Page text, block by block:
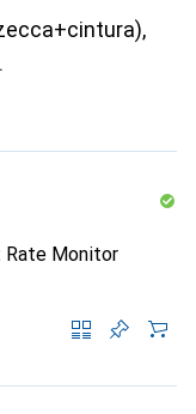
Rate Monitor